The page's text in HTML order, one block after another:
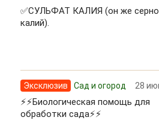
✅СУЛЬФАТ КАЛИЯ (он же
калий).
Эксклюзив Сад и огород 28
⚡⚡Биологическая помощь для
обработки сада⚡⚡